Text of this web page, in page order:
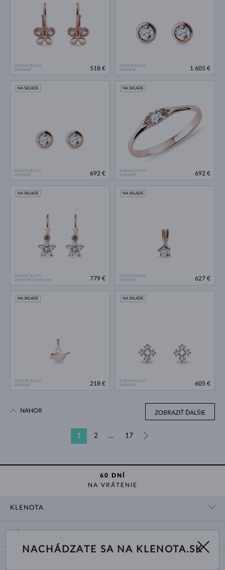
RUŽOVÉ ZLATO
DIAMANT
518 €
RUŽOVÉ ZLATO
DIAMANT
1 605 €
RUŽOVÉ ZLATO
DIAMANT
NA SKLADE
692 €
RUŽOVÉ ZLATO
DIAMANT
NA SKLADE
692 €
RUŽOVÉ ZLATO
DIAMANT & DIAMANT
NA SKLADE
779 €
RUŽOVÉ ZLATO
DIAMANT
NA SKLADE
627 €
RUŽOVÉ ZLATO
DIAMANT
NA SKLADE
218 €
RUŽOVÉ ZLATO
DIAMANT
NA SKLADE
605 €
ZOBRAZIŤ ĎALŠIE
1 2 … 17
NAHOR
60 DNÍ
NA VRÁTENIE
KLENOTA
O NÁS
DODANIE A PLATBA ZA TOVAR
NACHÁDZATE SA NA KLENOTA.SK